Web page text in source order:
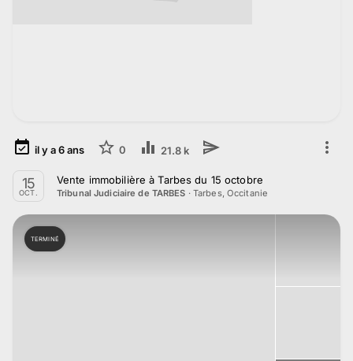
il y a6ans 0 21.8 k
15
OCT.
Vente immobilière à Tarbes du 15 octobre
Tribunal Judiciaire de TARBES · Tarbes, Occitanie
TERMINÉ